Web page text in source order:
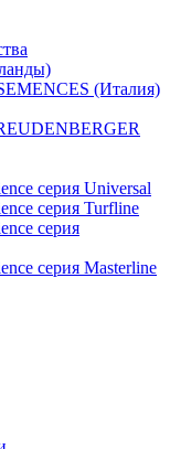
(Италия)
серия Universal
серия Turfline
серия
серия Masterline